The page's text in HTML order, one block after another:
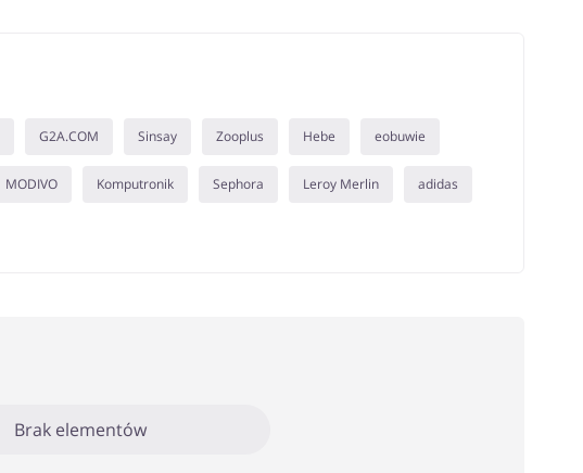
G2A.COM Sinsay Zooplus Hebe eobuwie
MODIVO Komputronik Sephora Leroy Merlin adidas
Brak elementów